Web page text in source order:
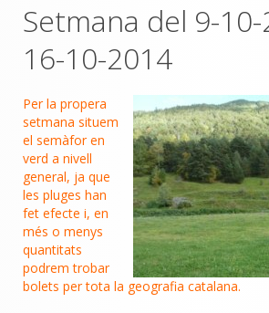
Setmana del 9-
16-10-2014
Per la propera
setmana situem
el semàfor en
verd a nivell
general, ja que
les pluges han
fet efecte i, en
més o menys
quantitats
podrem trobar
bolets per tota la geografia catalana.